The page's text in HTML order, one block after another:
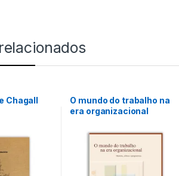
Chagall
O mundo do trabalho na
era organizacional